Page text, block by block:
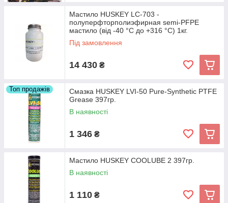
Мастило HUSKEY LC-703 -
полуперфторполиэфирная semi-PFPE
мастило (від -40 °С до +316 °С) 1кг.
Під замовлення
14 430 ₴
Топ продажів
Смазка HUSKEY LVI-50 Pure-Synthetic PTFE
Grease 397гр.
В наявності
1 346 ₴
Мастило HUSKEY COOLUBE 2 397гр.
В наявності
1 110 ₴